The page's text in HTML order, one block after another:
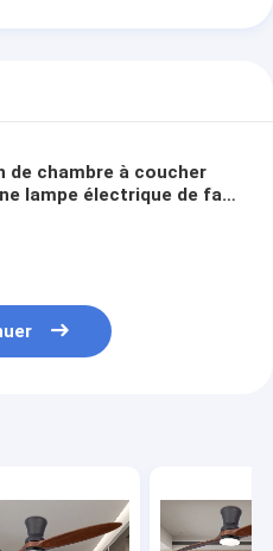
de chambre à coucher
lampe électrique de fan